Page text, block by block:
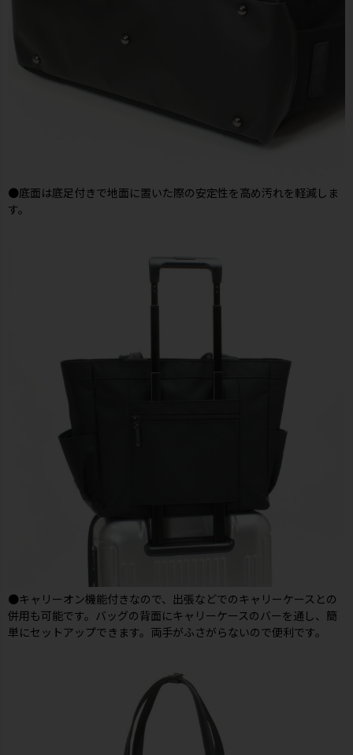
●底面は底足付きで地面に置いた際の安定性を高め汚れを軽減しま
す。
●キャリーオン機能付きなので、出張などでのキャリーケースとの
併用も可能です。バッグの背面にキャリーケースのバーを通し、簡
単にセットアップできます。両手がふさがらないので便利です。